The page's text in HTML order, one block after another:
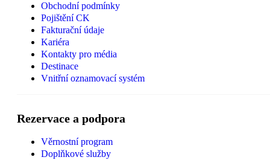
Obchodní podmínky
Pojištění CK
Fakturační údaje
Kariéra
Kontakty pro média
Destinace
Vnitřní oznamovací systém
Rezervace a podpora
Věrnostní program
Doplňkové služby